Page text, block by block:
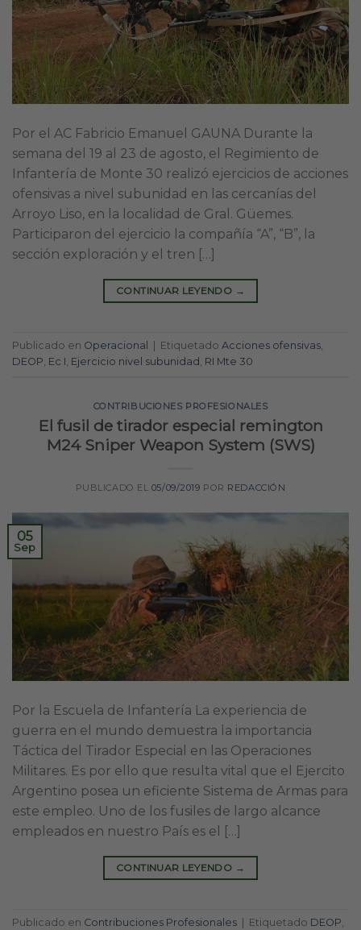
Por el AC Fabricio Emanuel GAUNA Durante la
semana del 19 al 23 de agosto, el Regimiento de
Infantería de Monte 30 realizó ejercicios de acciones
ofensivas a nivel subunidad en las cercanías del
Arroyo Liso, en la localidad de Gral. Güemes.
Participaron del ejercicio la compañía “A”, “B”, la
sección exploración y el tren […]
CONTINUAR LEYENDO →
Publicado en Operacional Etiquetado Acciones ofensivas,
DEOP, Ec I, Ejercicio nivel subunidad , RI Mte 30
CONTRIBUCIONES PROFESIONALES
El fusil de tirador especial remington
M24 Sniper Weapon System (SWS)
PUBLICADO EL 05/09/2019 POR REDACCIÓN
05
Sep
Por la Escuela de Infantería La experiencia de
guerra en el mundo demuestra la importancia
Táctica del Tirador Especial en las Operaciones
Militares. Es por ello que resulta vital que el Ejercito
Argentino posea un eficiente Sistema de Armas para
este empleo. Uno de los fusiles de largo alcance
empleados en nuestro País es el […]
CONTINUAR LEYENDO →
Publicado en Contribuciones Profesionales Etiquetado DEOP,